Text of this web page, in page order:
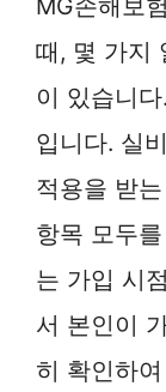
때, 몇 가지
이 있습니
입니다. 실
적용을 받
항목 모두
는 가입 시
서 본인이
히 확인하